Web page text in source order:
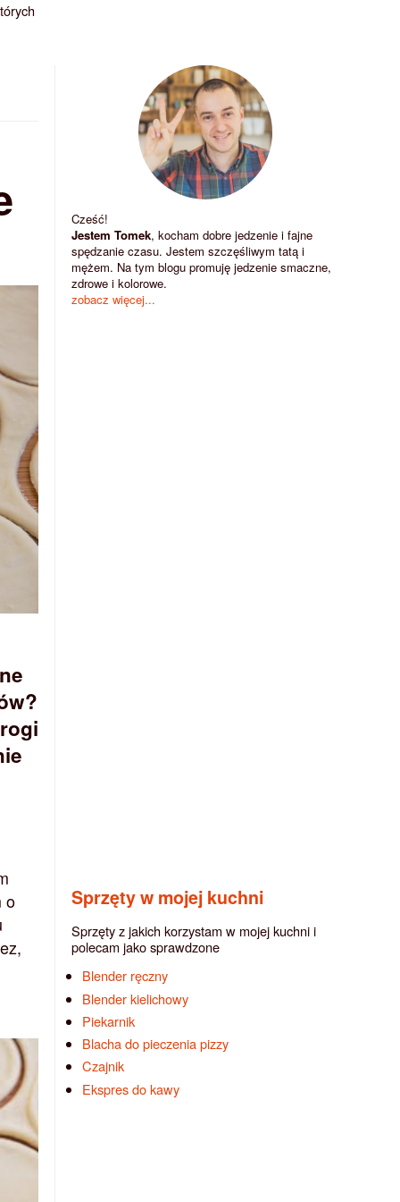
o
Cześć!
Jestem Tomek, kocham dobre jedzenie i fajne
spędzanie czasu. Jestem szczęśliwym tatą i
mężem. Na tym blogu promuję jedzenie smaczne,
zdrowe i kolorowe.
zobacz więcej...
Sprzęty w mojej kuchni
Sprzęty z jakich korzystam w mojej kuchni i
polecam jako sprawdzone
Blender ręczny
Blender kielichowy
Piekarnik
Blacha do pieczenia pizzy
Czajnik
Ekspres do kawy